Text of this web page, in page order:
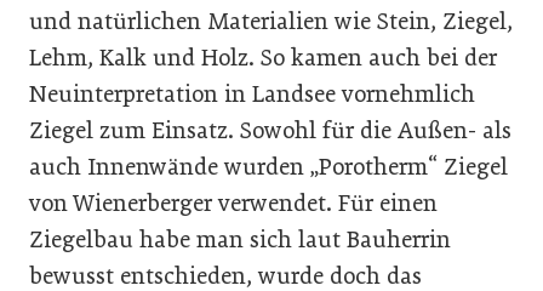
und natürlichen Materialien wie Stein, Ziegel,
Lehm, Kalk und Holz. So kamen auch bei der
Neuinterpretation in Landsee vornehmlich
Ziegel zum Einsatz. Sowohl für die Außen- als
auch Innenwände wurden „Porotherm“ Ziegel
von Wienerberger verwendet. Für einen
Ziegelbau habe man sich laut Bauherrin
bewusst entschieden, wurde doch das